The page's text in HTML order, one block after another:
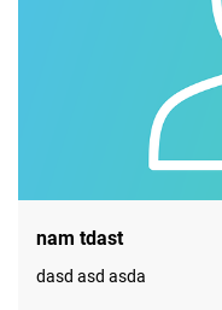
nam tdast
dasd asd asda